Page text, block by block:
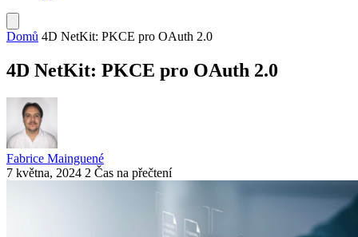
Domů 4D NetKit: PKCE pro OAuth 2.0
4D NetKit: PKCE pro OAuth 2.0
Fabrice Mainguené
7 května, 2024 2 Čas na přečtení